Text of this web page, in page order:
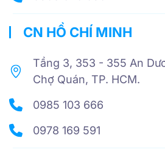
CN HỒ CHÍ MINH
Tầng 3, 353 - 355 An
Chợ Quán, TP. HCM.
0985 103 666
0978 169 591